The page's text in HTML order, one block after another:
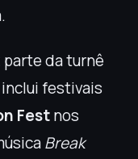
parte da turnê
inclui festivais
Festnos
Break